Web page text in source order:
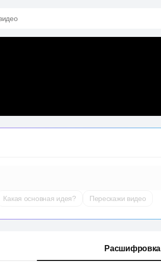
Какая основная идея? Перескажи видео
Расшифровка